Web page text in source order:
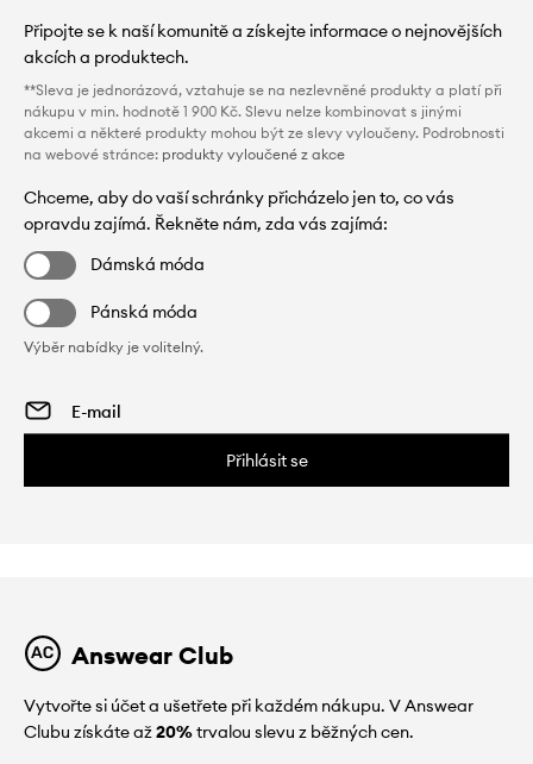
Připojte se k naší komunitě a získejte informace o nejnovějších
akcích a produktech.
**Sleva je jednorázová, vztahuje se na nezlevněné produkty a platí při
nákupu v min. hodnotě 1 900 Kč. Slevu nelze kombinovat s jinými
akcemi a některé produkty mohou být ze slevy vyloučeny. Podrobnosti
na webové stránce: produkty vyloučené z akce
Chceme, aby do vaší schránky přicházelo jen to, co vás
opravdu zajímá. Řekněte nám, zda vás zajímá:
Dámská móda
Pánská móda
Výběr nabídky je volitelný.
Přihlásit se
Answear Club
Vytvořte si účet a ušetřete při každém nákupu. V Answear
Clubu získáte až20%trvalou slevu z běžných cen.